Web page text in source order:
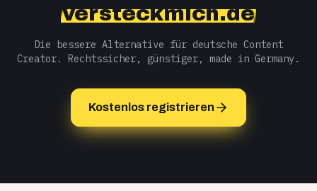
versteckmich.de
Die bessere Alternative für deutsche Content
Creator. Rechtssicher, günstiger, made in Germany.
Kostenlos registrieren